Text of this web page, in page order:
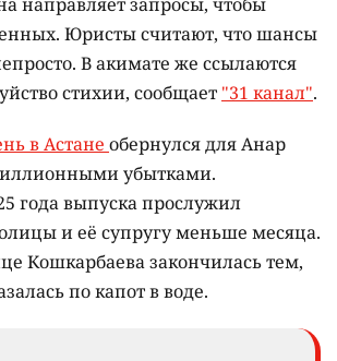
Юристы считают, что шансы
В акимате же ссылаются
стихии, сообщает "31 канал".
в Астане обернулся для Анар
убытками.
года выпуска прослужил
и её супругу меньше месяца.
Кошкарбаева закончилась тем,
по капот в воде.